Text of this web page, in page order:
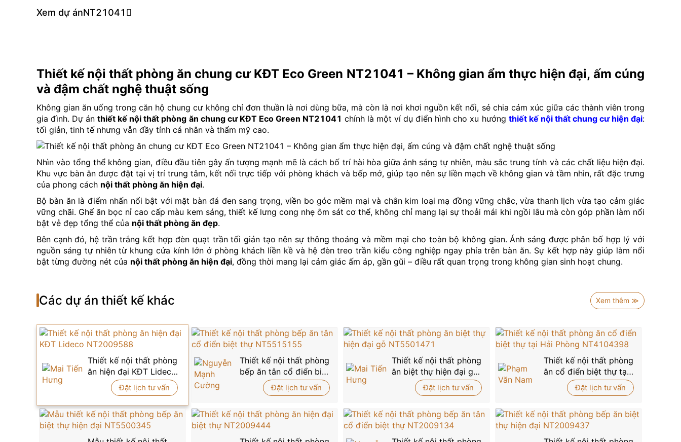
Xem dự ánNT21041
Thiết kế nội thất phòng ăn chung cư KĐT Eco Green NT21041 – Không gian ẩm thực hiện đại, ấm cúng
và đậm chất nghệ thuật sống
Không gian ăn uống trong căn hộ chung cư không chỉ đơn thuần là nơi dùng bữa, mà còn là nơi khơi nguồn kết nối, sẻ chia cảm xúc giữa các thành viên trong
gia đình. Dự ánthiết kế nội thất phòng ăn chung cư KĐT Eco Green NT21041 chính là một ví dụ điển hình cho xu hướng thiết kế nội thất chung cư hiện đại:
tối giản, tinh tế nhưng vẫn đầy tính cá nhân và thẩm mỹ cao.
Nhìn vào tổng thể không gian, điều đầu tiên gây ấn tượng mạnh mẽ là cách bố trí hài hòa giữa ánh sáng tự nhiên, màu sắc trung tính và các chất liệu hiện đại.
Khu vực bàn ăn được đặt tại vị trí trung tâm, kết nối trực tiếp với phòng khách và bếp mở, giúp tạo nên sự liền mạch về không gian và tầm nhìn, rất đặc trưng
của phong cách nội thất phòng ăn hiện đại.
Bộ bàn ăn là điểm nhấn nổi bật với mặt bàn đá đen sang trọng, viền bo góc mềm mại và chân kim loại mạ đồng vững chắc, vừa thanh lịch vừa tạo cảm giác
vững chãi. Ghế ăn bọc nỉ cao cấp màu kem sáng, thiết kế lưng cong nhẹ ôm sát cơ thể, không chỉ mang lại sự thoải mái khi ngồi lâu mà còn góp phần làm nổi
bật vẻ đẹp tổng thể của nội thất phòng ăn đẹp.
Bên cạnh đó, hệ trần trắng kết hợp đèn quạt trần tối giản tạo nên sự thông thoáng và mềm mại cho toàn bộ không gian. Ánh sáng được phân bố hợp lý với
nguồn sáng tự nhiên từ khung cửa kính lớn ở phòng khách liền kề và hệ đèn treo trần kiểu công nghiệp ngay phía trên bàn ăn. Sự kết hợp này giúp làm nổi
bật từng đường nét của nội thất phòng ăn hiện đại, đồng thời mang lại cảm giác ấm áp, gần gũi – điều rất quan trọng trong không gian sinh hoạt chung.
với phong cách sống hiện đại.
tăng tính thẩm mỹ mà còn giúp không gian phòng ăn trở nên có chiều sâu và độc đáo hơn – một bước đi táo bạo nhưng đầy hiệu quả trong thiết kế
nội thất
phòng ăn hiện đạitại các căn hộ cao cấp.
Nếu bạn đang tìm kiếm cảm hứng để kiến tạo một không gian
nội thất phòng ăn đẹp – hiện đại, tinh tế và đầy cảm xúc như NT21041, hãy gọi ngay
hotline
0915 010 800để được đội ngũ kiến trúc sư giàu kinh nghiệm của chúng tôi tư vấn miễn phí và hiện thực hóa không gian sống mơ ước dành riêng cho bạn!
Các dự án thiết kế khác Xem thêm ≫
Thiết kế nội thất phòng
ăn hiện đại KĐT Lideco
NT2009588Đặt lịch tư vấn
Thiết kế nội thất phòng
bếp ăn tân cổ điển biệt
thự NT5515155
Đặt lịch tư vấn
Thiết kế nội thất phòng
ăn biệt thự hiện đại gỗ
NT5501471Đặt lịch tư vấn
Thiết kế nội thất phòng
ăn cổ điển biệt thự tại
Hải Phòng NT4104398
Đặt lịch tư vấn